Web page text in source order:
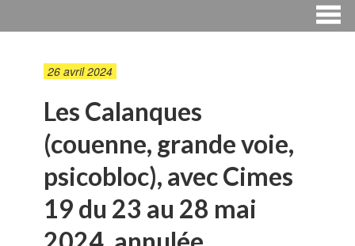
26 avril 2024
Les Calanques
(couenne, grande voie,
psicobloc), avec Cimes
19 du 23 au 28 mai